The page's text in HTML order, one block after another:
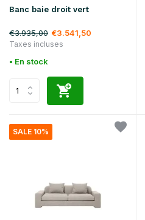
Banc baie droit vert
€3.935,00 €3.541,50
Taxes incluses
• En stock
SALE 10%